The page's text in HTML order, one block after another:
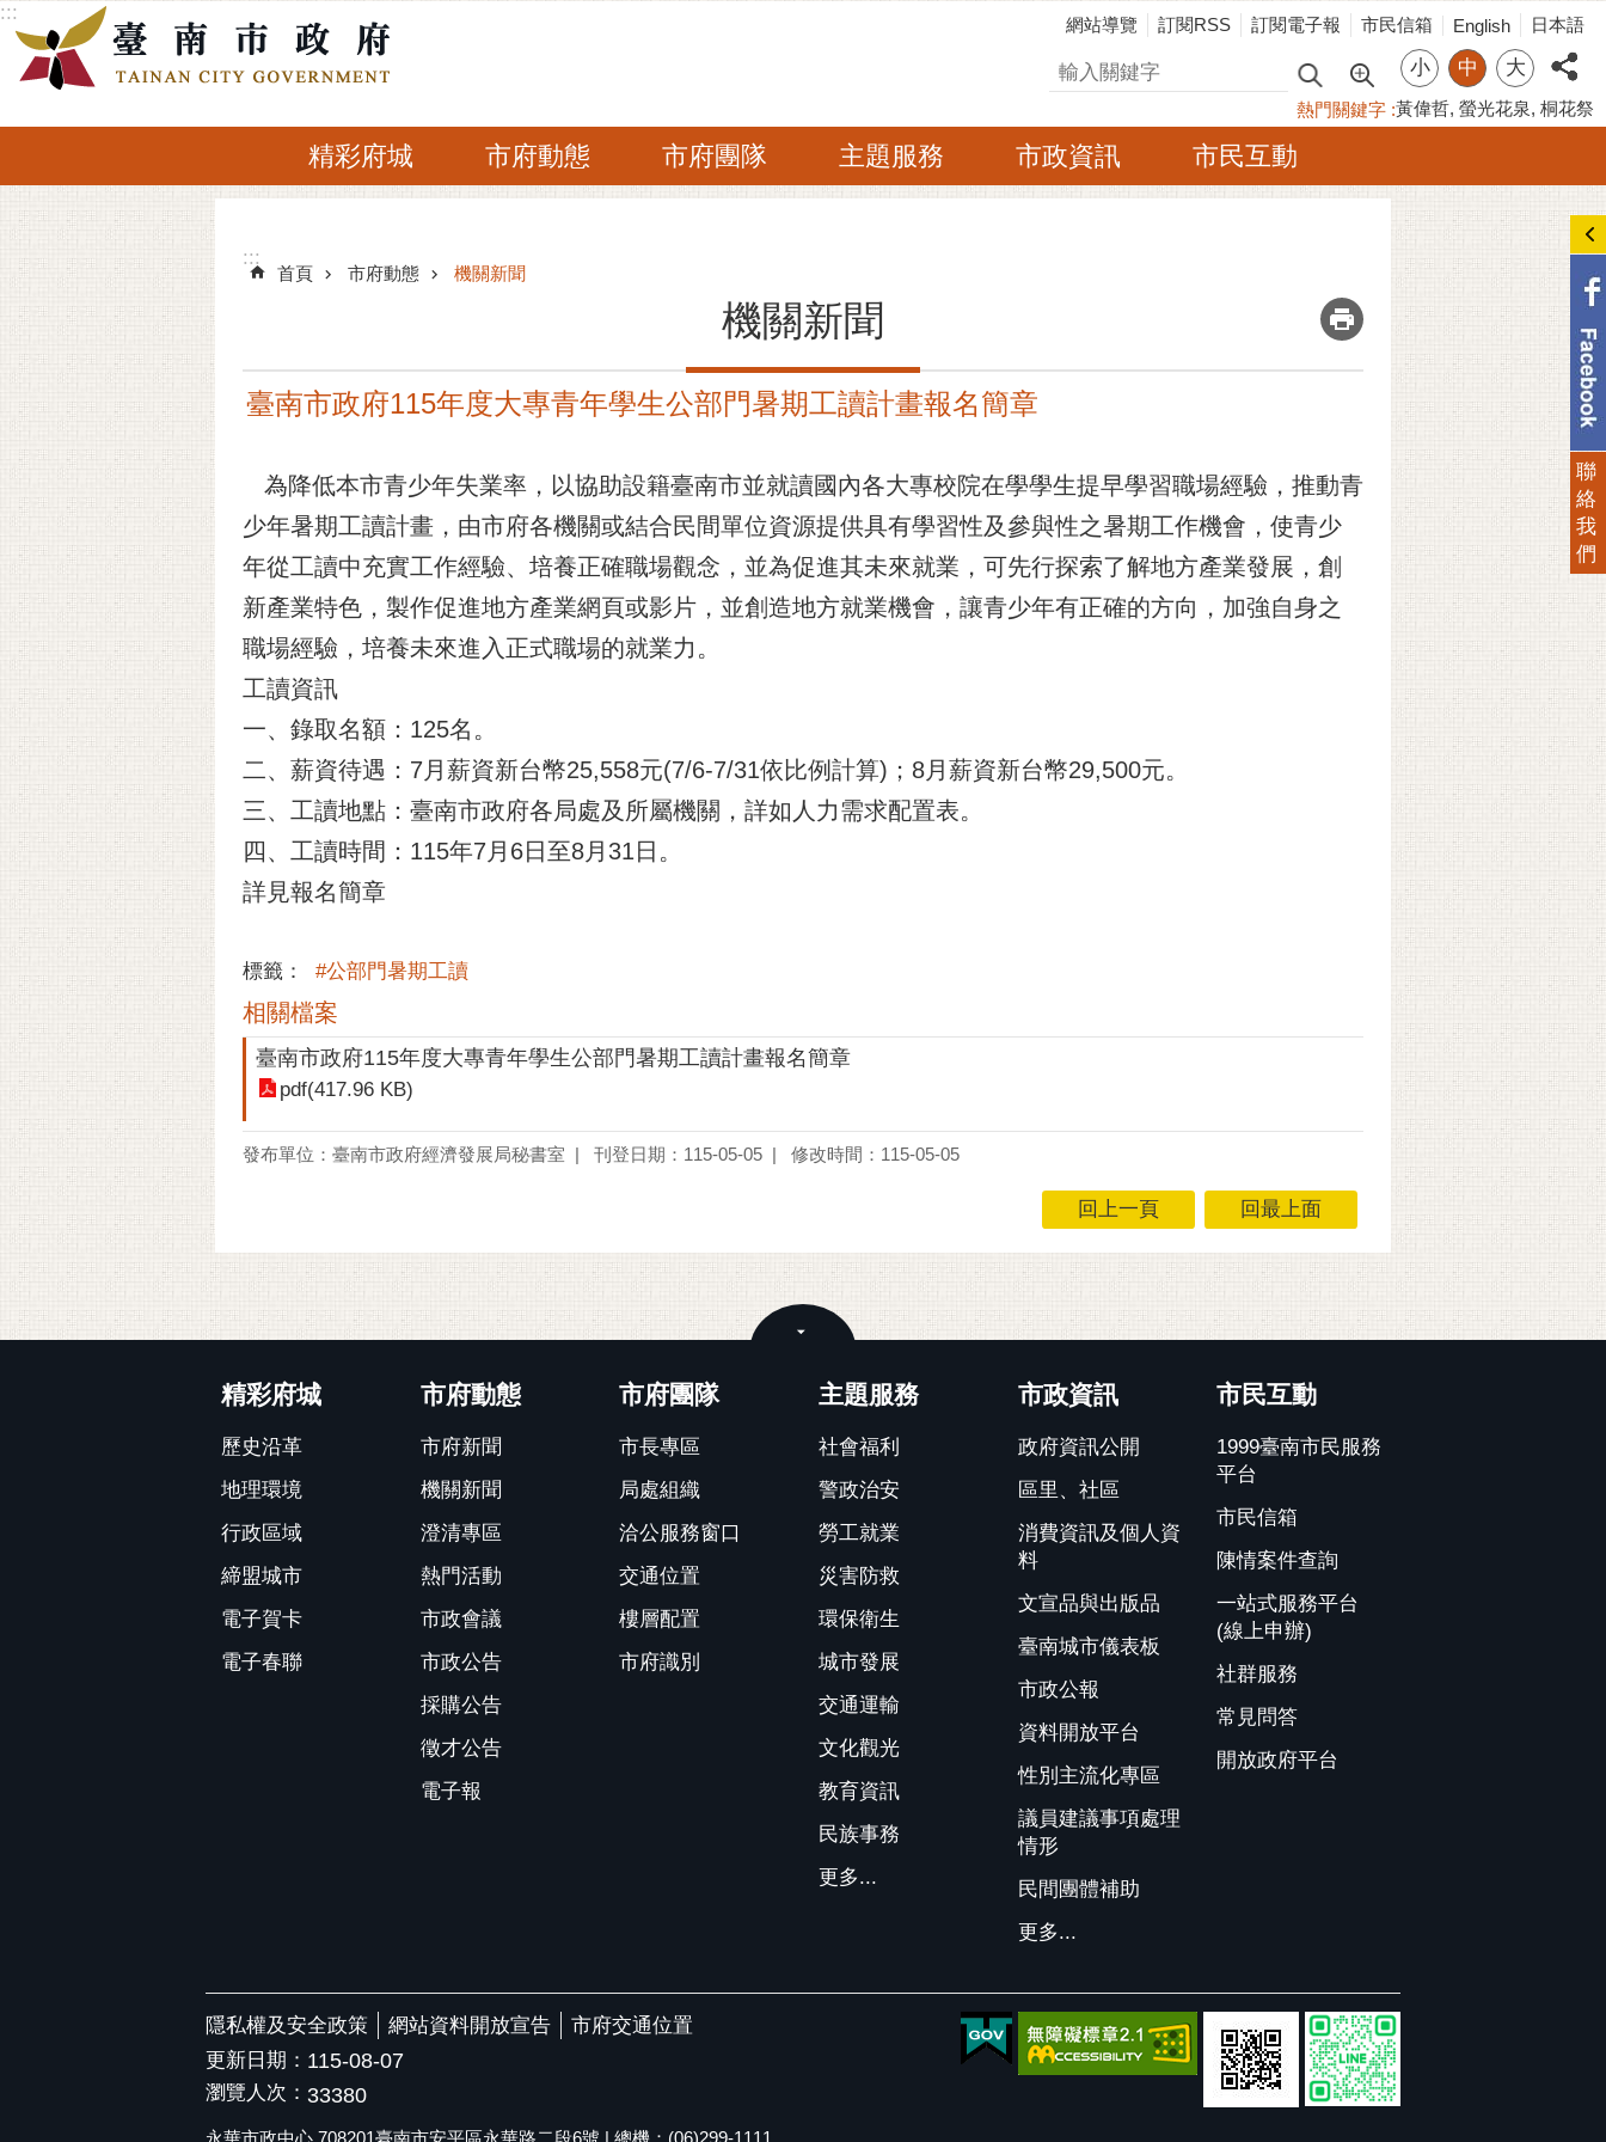
跳到主要內容區塊
:::
網站導覽 訂閱RSS 訂閱電子報 市民信箱 English 日本語
搜尋 小 中 大
熱門關鍵字 黃偉哲 螢光花泉 桐花祭
精彩府城 市府動態 市府團隊 主題服務 市政資訊 市民互動
:::
:::
首頁 市府動態 機關新聞
機關新聞 _
臺南市政府115年度大專青年學生公部門暑期工讀計畫報名簡章
為降低本市青少年失業率，以協助設籍臺南市並就讀國內各大專校院在學學生提早學習職場經驗，推動青
少年暑期工讀計畫，由市府各機關或結合民間單位資源提供具有學習性及參與性之暑期工作機會，使青少
年從工讀中充實工作經驗、培養正確職場觀念，並為促進其未來就業，可先行探索了解地方產業發展，創
新產業特色，製作促進地方產業網頁或影片，並創造地方就業機會，讓青少年有正確的方向，加強自身之
職場經驗，培養未來進入正式職場的就業力。
工讀資訊
一、錄取名額：125名。
二、薪資待遇：7月薪資新台幣25,558元(7/6-7/31依比例計算)；8月薪資新台幣29,500元。
三、工讀地點：臺南市政府各局處及所屬機關，詳如人力需求配置表。
四、工讀時間：115年7月6日至8月31日。
詳見報名簡章
標籤： #公部門暑期工讀
相關檔案
臺南市政府115年度大專青年學生公部門暑期工讀計畫報名簡章
pdf(417.96 KB)
發布單位：臺南市政府經濟發展局秘書室 刊登日期：115-05-05 修改時間：115-05-05
回上一頁 回最上面
精彩府城
歷史沿革
地理環境
行政區域
締盟城市
電子賀卡
電子春聯
市府動態
市府新聞
機關新聞
澄清專區
熱門活動
市政會議
市政公告
採購公告
徵才公告
電子報
市府團隊
市長專區
局處組織
洽公服務窗口
交通位置
樓層配置
市府識別
主題服務
社會福利
警政治安
勞工就業
災害防救
環保衛生
城市發展
交通運輸
文化觀光
教育資訊
民族事務
更多...
市政資訊
政府資訊公開
區里、社區
消費資訊及個人資
料
文宣品與出版品
臺南城市儀表板
市政公報
資料開放平台
性別主流化專區
議員建議事項處理
情形
民間團體補助
更多...
市民互動
1999臺南市民服務
平台
市民信箱
陳情案件查詢
一站式服務平台
(線上申辦)
社群服務
常見問答
開放政府平台
隱私權及安全政策 網站資料開放宣告
市府交通位置
更新日期： 115-08-07
瀏覽人次： 33380
永華市政中心 708201臺南市安平區永華路二段6號 | 總機：(06)299-1111
聯
絡
我
們